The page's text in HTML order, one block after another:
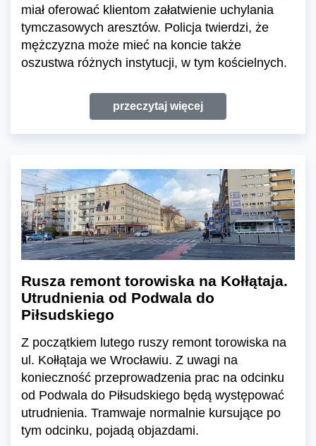
miał oferować klientom załatwienie uchylania
tymczasowych aresztów. Policja twierdzi, że
mężczyzna może mieć na koncie także
oszustwa różnych instytucji, w tym kościelnych.
przeczytaj więcej
Rusza remont torowiska na Kołłątaja.
Utrudnienia od Podwala do
Piłsudskiego
Z początkiem lutego ruszy remont torowiska na
ul. Kołłątaja we Wrocławiu. Z uwagi na
konieczność przeprowadzenia prac na odcinku
od Podwala do Piłsudskiego będą występować
utrudnienia. Tramwaje normalnie kursujące po
tym odcinku, pojadą objazdami.